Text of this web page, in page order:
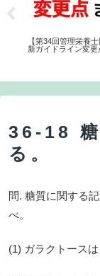
【第34回管理栄養士
新ガイドライン変更
36-18 糖
る。
問. 糖質に関する
べ。
(1) ガラクトース